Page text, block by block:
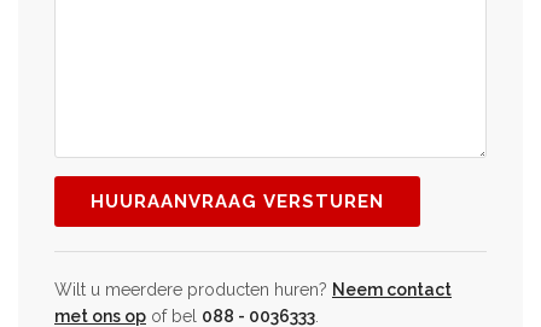
Wilt u meerdere producten huren? Neem contact
met ons op of bel 088 - 0036333